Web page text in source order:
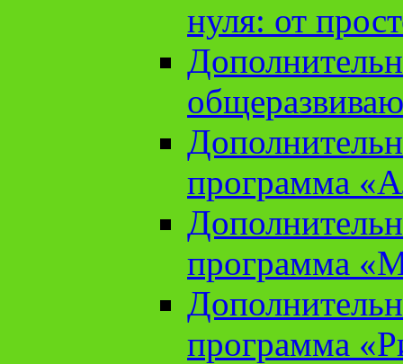
нуля: от
программа
программа
программа